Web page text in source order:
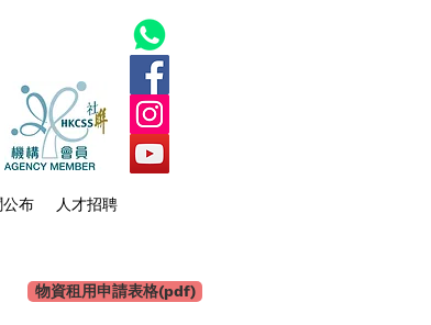
公布 人才招聘
物資租用申請表格(pdf)